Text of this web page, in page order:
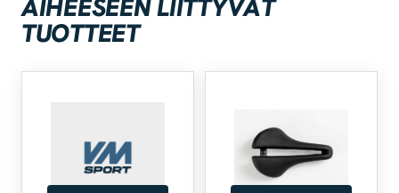
AIHEESEEN LIITTYVÄT
TUOTTEET